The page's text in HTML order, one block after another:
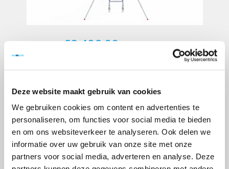
Deze website maakt gebruik van cookies
We gebruiken cookies om content en advertenties te
personaliseren, om functies voor social media te bieden
en om ons websiteverkeer te analyseren. Ook delen we
informatie over uw gebruik van onze site met onze
partners voor social media, adverteren en analyse. Deze
€3.489,00
Artikelnummer:
110090-F
Merk:
Euroscaffold
+ -
TOEVOEGEN AAN WINKELWAGEN
> Verlanglijst